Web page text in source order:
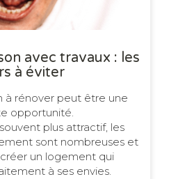
avec travaux : les
à éviter
à rénover peut être une
opportunité.
plus attractif, les
sont nombreuses et
un logement qui
à ses envies.